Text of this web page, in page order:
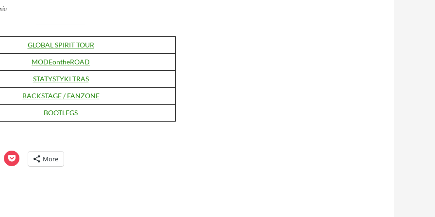
GLOBAL SPIRIT TOUR
MODEontheROAD
STATYSTYKI TRAS
BACKSTAGE / FANZONE
BOOTLEGS
C
l More